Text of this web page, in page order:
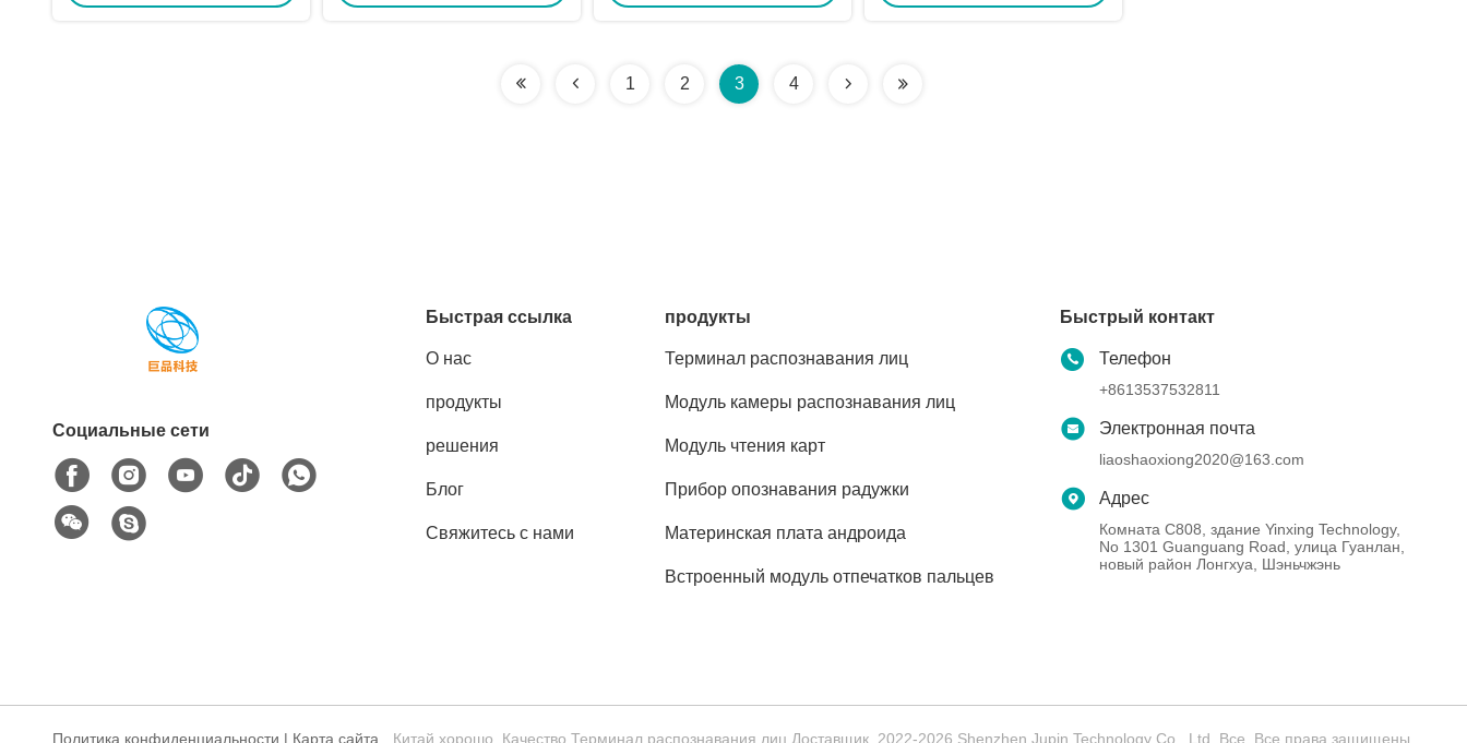
1 2 3 4
Социальные сети
Быстрая ссылка
О нас
продукты
решения
Блог
Свяжитесь с нами
продукты
Терминал распознавания лиц
Модуль камеры распознавания лиц
Модуль чтения карт
Прибор опознавания радужки
Материнская плата андроида
Встроенный модуль отпечатков пальцев
Быстрый контакт
Телефон
+8613537532811
Электронная почта
liaoshaoxiong2020@163.com
Адрес
Комната C808, здание Yinxing Technology,
No 1301 Guanguang Road, улица Гуанлан,
новый район Лонгхуа, Шэньчжэнь
Политика конфиденциальности | Карта сайта Китай хорошо. Качество Терминал распознавания лиц Доставщик. 2022-2026 Shenzhen Jupin Technology Co., Ltd. Все. Все права защищены.